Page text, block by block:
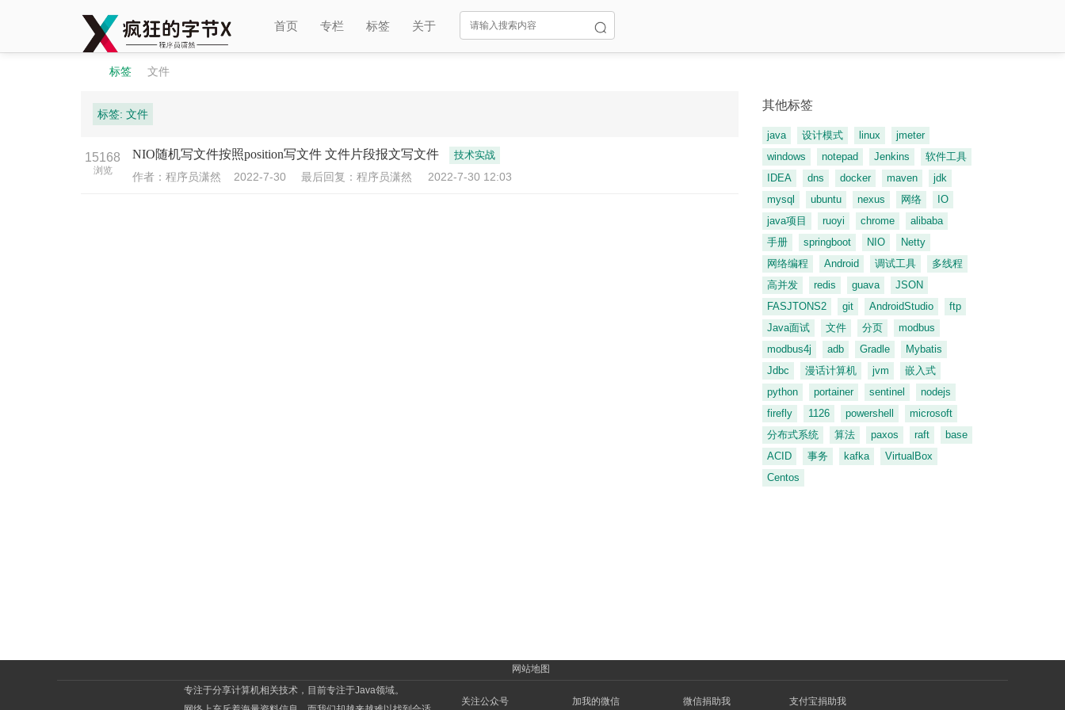
首页 专栏 标签 关于
标签 文件
标签: 文件
15168
浏览
NIO随机写文件按照position写文件 文件片段报文写文件 技术实战
作者：程序员潇然 2022-7-30 最后回复：程序员潇然 2022-7-30 12:03
其他标签
java 设计模式 linux
jmeter
windows
notepad Jenkins
软件工具
IDEA
dns docker maven
jdk
mysql
ubuntu nexus 网络
IO
java项目
ruoyi chrome
alibaba
手册
springboot NIO
Netty
网络编程
Android 调试工具
多线程
高并发
redis guava
JSON
FASJTONS2
git AndroidStudio
ftp
Java面试
文件 分页
modbus
modbus4j
adb Gradle
Mybatis
Jdbc
漫话计算机 jvm
嵌入式
python
portainer sentinel
nodejs
firefly
1126 powershell
microsoft
分布式系统
算法 paxos raft
base
ACID
事务 kafka
VirtualBox
Centos
网站地图
专注于分享计算机相关技术，目前专注于Java领域。
关注公众号 加我的微信 微信捐助我 支付宝捐助我